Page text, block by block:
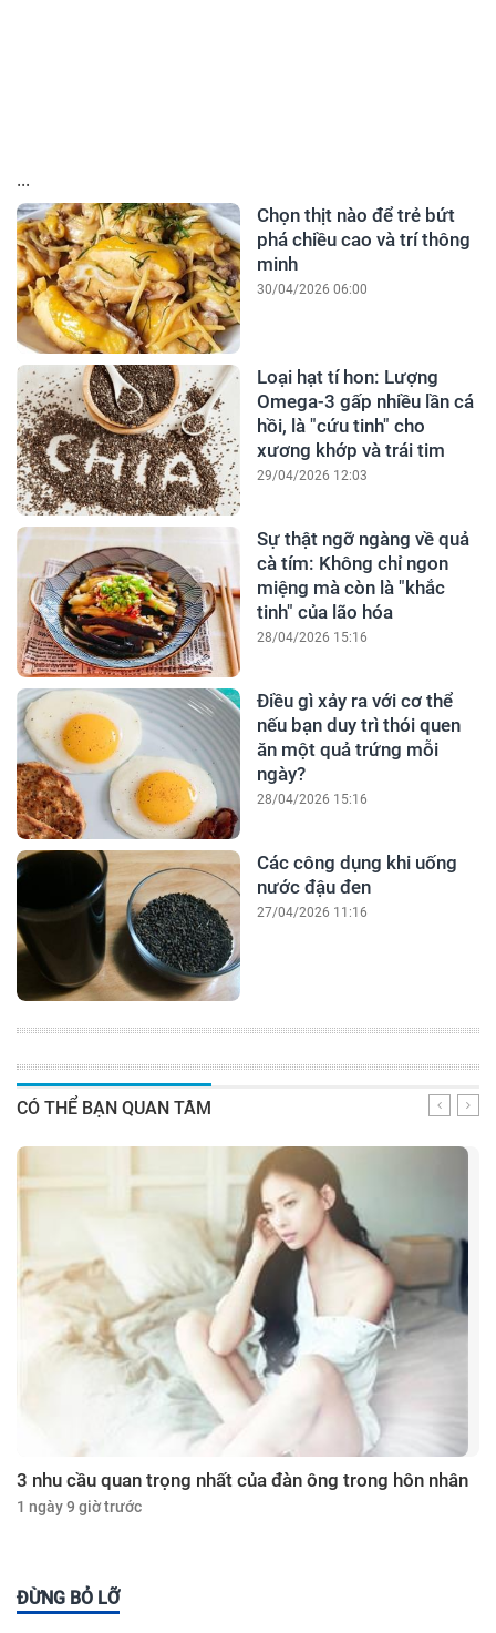
...
Chọn thịt nào để trẻ bứt
phá chiều cao và trí thông
minh
30/04/2026 06:00
Loại hạt tí hon: Lượng
Omega-3 gấp nhiều lần cá
hồi, là "cứu tinh" cho
xương khớp và trái tim
29/04/2026 12:03
Sự thật ngỡ ngàng về quả
cà tím: Không chỉ ngon
miệng mà còn là "khắc
tinh" của lão hóa
28/04/2026 15:16
Điều gì xảy ra với cơ thể
nếu bạn duy trì thói quen
ăn một quả trứng mỗi
ngày?
28/04/2026 15:16
Các công dụng khi uống
nước đậu đen
27/04/2026 11:16
CÓ THỂ BẠN QUAN TÂM
3 nhu cầu quan trọng nhất của đàn ông trong hôn nhân
1 ngày 9 giờ trước
ĐỪNG BỎ LỠ